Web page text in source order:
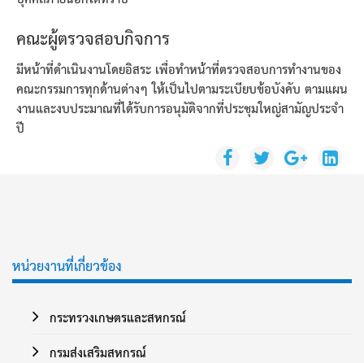
คณะผู้ตรวจสอบกิจการ
มีหน้าที่ดำเนินงานโดยอิสระ เพื่อทำหน้าที่ตรวจสอบการทำงานของ
คณะกรรมการทุกด้านต่างๆ ให้เป็นไปตามระเบียบข้อบังคับ ตามแผน
งานและงบประมาณที่ได้รับการอนุมัติจากที่ประชุมใหญ่สามัญประจำ
ปี
หน่วยงานที่เกี่ยวข้อง
กระทรวงเกษตรและสหกรณ์
กรมส่งเสริมสหกรณ์